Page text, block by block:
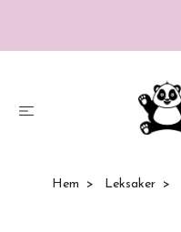
Hem Leksaker